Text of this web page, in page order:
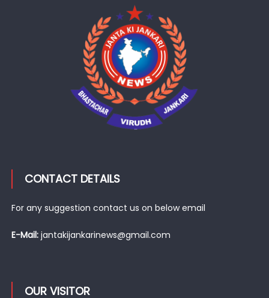
CONTACT DETAILS
For any suggestion contact us on below email
E-Mail: jantakijankarinews@gmail.com
OUR VISITOR